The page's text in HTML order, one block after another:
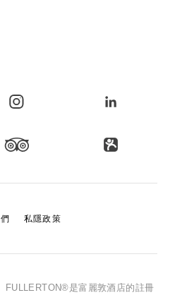
私隱政策
FULLERTON®是富麗敦酒店的註冊